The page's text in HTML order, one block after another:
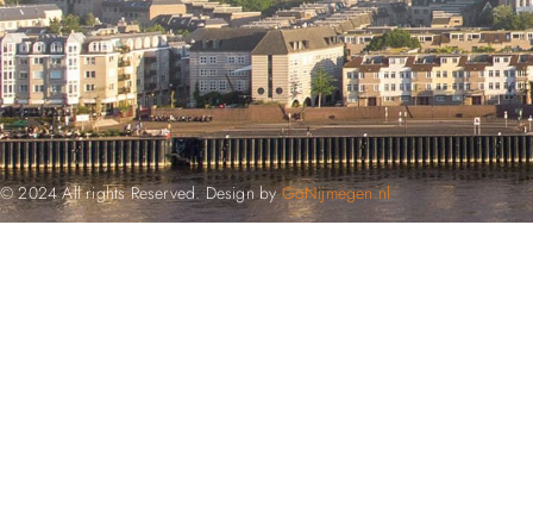
© 2024 All rights Reserved. Design byGoNijmegen.nl